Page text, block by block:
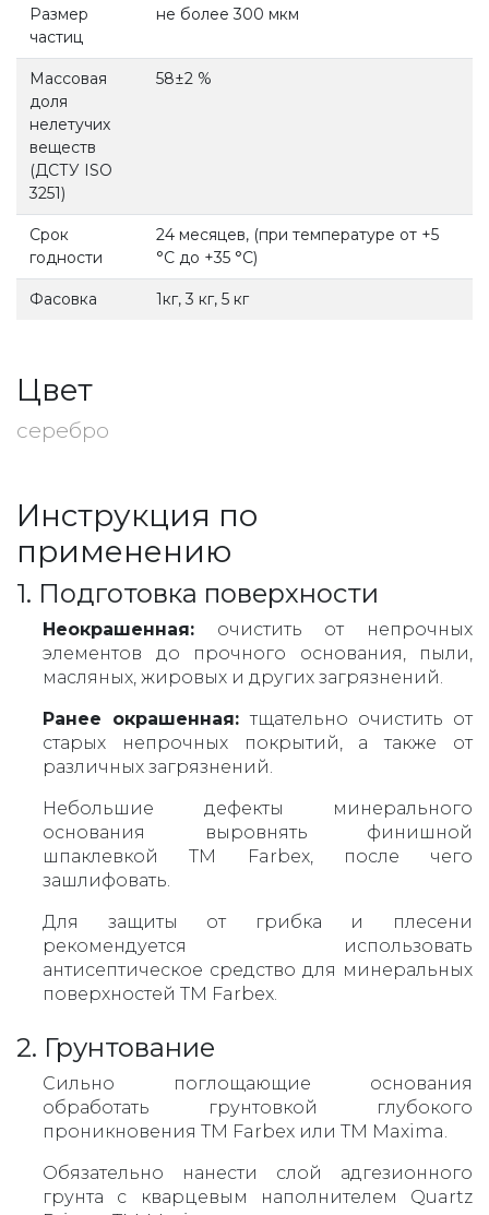
Размер
частиц
не более 300 мкм
Массовая
доля
нелетучих
веществ
(ДСТУ ISO
3251)
58±2 %
Срок
годности
24 месяцев, (при температуре от +5
°С до +35 °С)
Фасовка 1кг, 3 кг, 5 кг
Цвет
серебро
Инструкция по
применению
1. Подготовка поверхности
Неокрашенная: очистить от непрочных
элементов до прочного основания, пыли,
масляных, жировых и других загрязнений.
Ранее окрашенная: тщательно очистить от
старых непрочных покрытий, а также от
различных загрязнений.
Небольшие дефекты минерального
основания выровнять финишной
шпаклевкой ТМ Farbex, после чего
зашлифовать.
Для защиты от грибка и плесени
рекомендуется использовать
антисептическое средство для минеральных
поверхностей ТМ Farbex.
2. Грунтование
Сильно поглощающие основания
обработать грунтовкой глубокого
проникновения ТМ Farbex или TM Maxima.
Обязательно нанести слой адгезионного
грунта с кварцевым наполнителем Quartz